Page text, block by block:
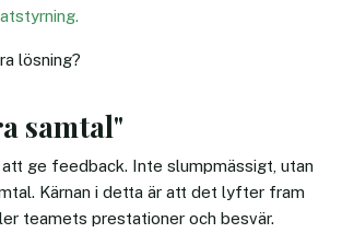
lösning?
samtal"
ge feedback. Inte slumpmässigt, utan
Kärnan i detta är att det lyfter fram
teamets prestationer och besvär.